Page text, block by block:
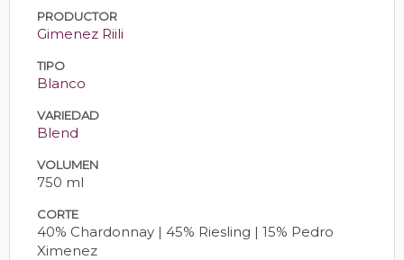
PRODUCTOR
Gimenez Riili
TIPO
Blanco
VARIEDAD
Blend
VOLUMEN
750 ml
CORTE
40% Chardonnay | 45% Riesling | 15% Pedro
Ximenez